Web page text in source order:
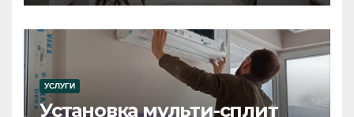
УСЛУГИ
Установка мульти-сплит